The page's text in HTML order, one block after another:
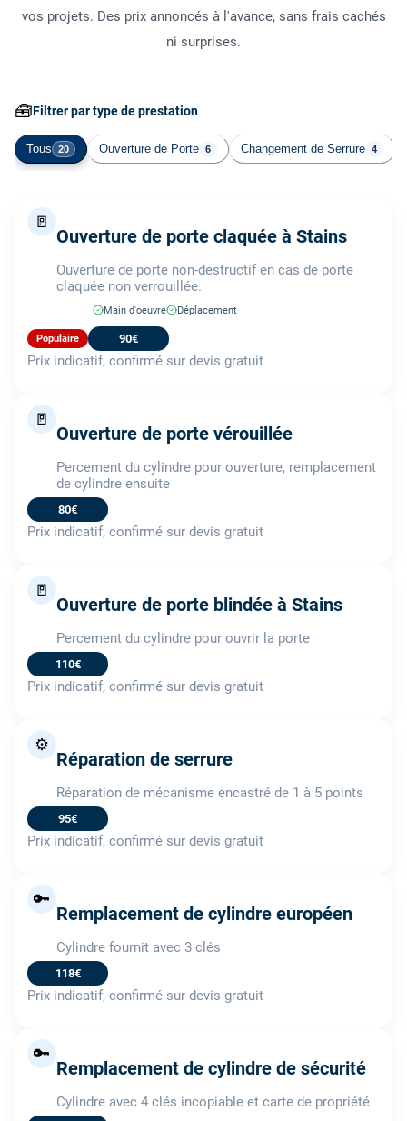
vos projets. Des prix annoncés à l'avance, sans frais cachés
ni surprises.
🧰Filtrer par type de prestation
Tous 20 Ouverture de Porte 6 Changement de Serrure 4
🚪
Ouverture de porte claquée à Stains
Ouverture de porte non-destructif en cas de porte
claquée non verrouillée.
Main d'oeuvre Déplacement
Populaire 90€
Prix indicatif, confirmé sur devis gratuit
🚪
Ouverture de porte vérouillée
Percement du cylindre pour ouverture, remplacement
de cylindre ensuite
80€
Prix indicatif, confirmé sur devis gratuit
🚪
Ouverture de porte blindée à Stains
Percement du cylindre pour ouvrir la porte
110€
Prix indicatif, confirmé sur devis gratuit
⚙️
Réparation de serrure
Réparation de mécanisme encastré de 1 à 5 points
95€
Prix indicatif, confirmé sur devis gratuit
🔑
Remplacement de cylindre européen
Cylindre fournit avec 3 clés
118€
Prix indicatif, confirmé sur devis gratuit
🔑
Remplacement de cylindre de sécurité
Cylindre avec 4 clés incopiable et carte de propriété